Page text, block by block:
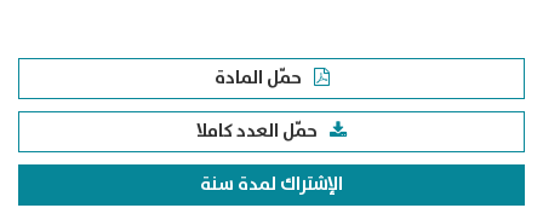
حمّل المادة
حمّل العدد كاملا
الإشتراك لمدة سنة